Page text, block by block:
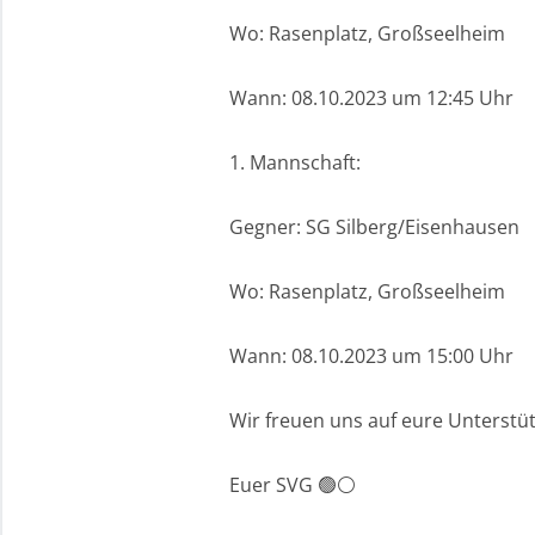
Wo: Rasenplatz, Großseelheim
Wann: 08.10.2023 um 12:45 Uhr
1. Mannschaft:
Gegner: SG Silberg/Eisenhausen
Wo: Rasenplatz, Großseelheim
Wann: 08.10.2023 um 15:00 Uhr
Wir freuen uns auf eure
Euer SVG 🟢⚪️